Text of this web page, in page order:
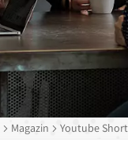
Magazin Youtube